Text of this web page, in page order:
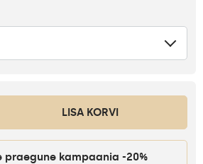
LISA KORVI
Aktiveerige praegune kampaania -20%